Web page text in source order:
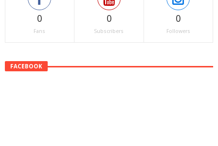
0
Fans
0
Subscribers
0
Followers
FACEBOOK